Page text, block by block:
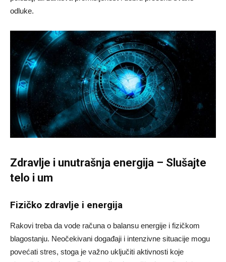
odluke.
Zdravlje i unutrašnja energija – Slušajte
telo i um
Fizičko zdravlje i energija
Rakovi treba da vode računa o balansu energije i fizičkom
blagostanju. Neočekivani događaji i intenzivne situacije mogu
povećati stres, stoga je važno uključiti aktivnosti koje